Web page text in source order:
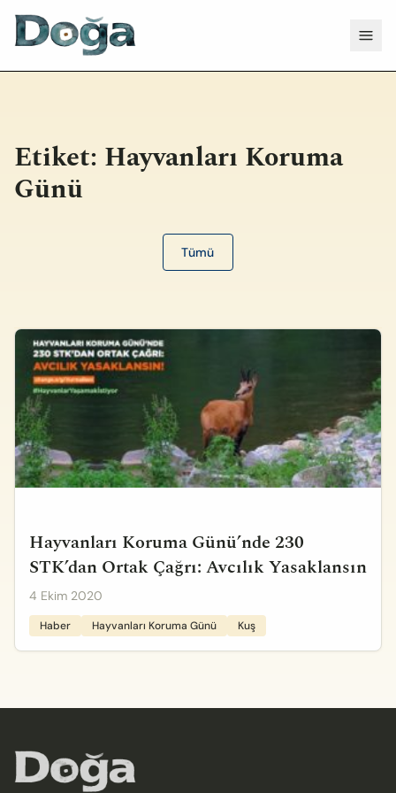
Etiket: Hayvanları Koruma
Günü
Tümü
Hayvanları Koruma Günü’nde 230
STK’dan Ortak Çağrı: Avcılık Yasaklansın
4 Ekim 2020
Haber Hayvanları Koruma Günü Kuş